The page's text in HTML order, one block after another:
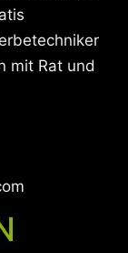
mit Rat und